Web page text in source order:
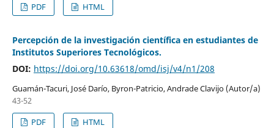
PDF
HTML
Percepción de la investigación científica en estudiantes de
Institutos Superiores Tecnológicos.
DOI: https://doi.org/10.63618/omd/isj/v4/n1/208
Guamán-Tacuri, José Darío, Byron-Patricio, Andrade Clavijo (Autor/a)
43-52
PDF
HTML